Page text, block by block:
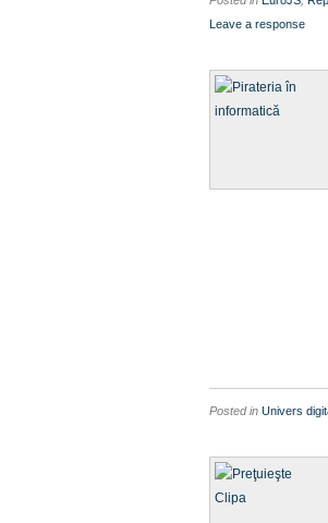
Leave a response
Posted in Univers